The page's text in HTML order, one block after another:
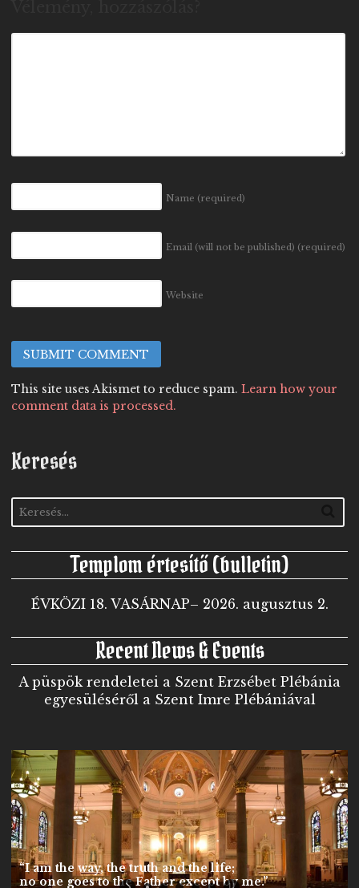
Name (required)
Email (will not be published) (required)
Website
This site uses Akismet to reduce spam. Learn how your
comment data is processed.
Keresés
Templom értesítő (bulletin)
ÉVKÖZI 18. VASÁRNAP– 2026. augusztus 2.
Recent News & Events
A püspök rendeletei a Szent Erzsébet Plébánia
egyesüléséről a Szent Imre Plébániával
“I am the way, the truth and the life;
no one goes to the Father except by me.”